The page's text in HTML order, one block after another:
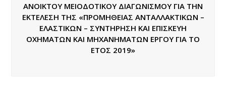
ΑΝΟΙΚΤΟΥ ΜΕΙΟΔΟΤΙΚΟΥ ΔΙΑΓΩΝΙΣΜΟΥ ΓΙΑ ΤΗΝ
ΕΚΤΕΛΕΣΗ ΤΗΣ «ΠΡΟΜΗΘΕΙΑΣ ΑΝΤΑΛΛΑΚΤΙΚΩΝ –
ΕΛΑΣΤΙΚΩΝ – ΣΥΝΤΗΡΗΣΗ ΚΑΙ ΕΠΙΣΚΕΥΗ
ΟΧΗΜΑΤΩΝ ΚΑΙ ΜΗΧΑΝΗΜΑΤΩΝ ΕΡΓΟΥ ΓΙΑ ΤΟ
ΕΤΟΣ 2019»